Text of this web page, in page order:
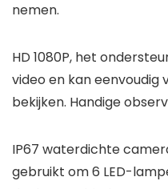
nemen.
HD 1080P, het
video en kan eenvoudig
bekijken. Handige
IP67 waterdichte
gebruikt om 6 LED-